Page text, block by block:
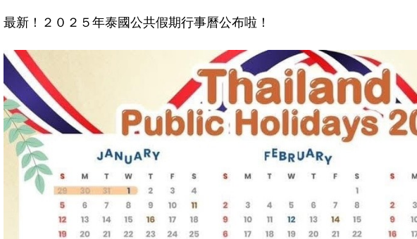
最新！２０２５年泰國公共假期行事曆公布啦！